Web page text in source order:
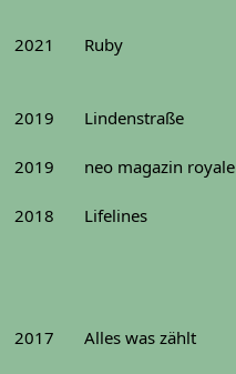
2021 Ruby
2019 Lindenstraße
2019 neo magazin royale
2018 Lifelines
2017 Alles was zählt